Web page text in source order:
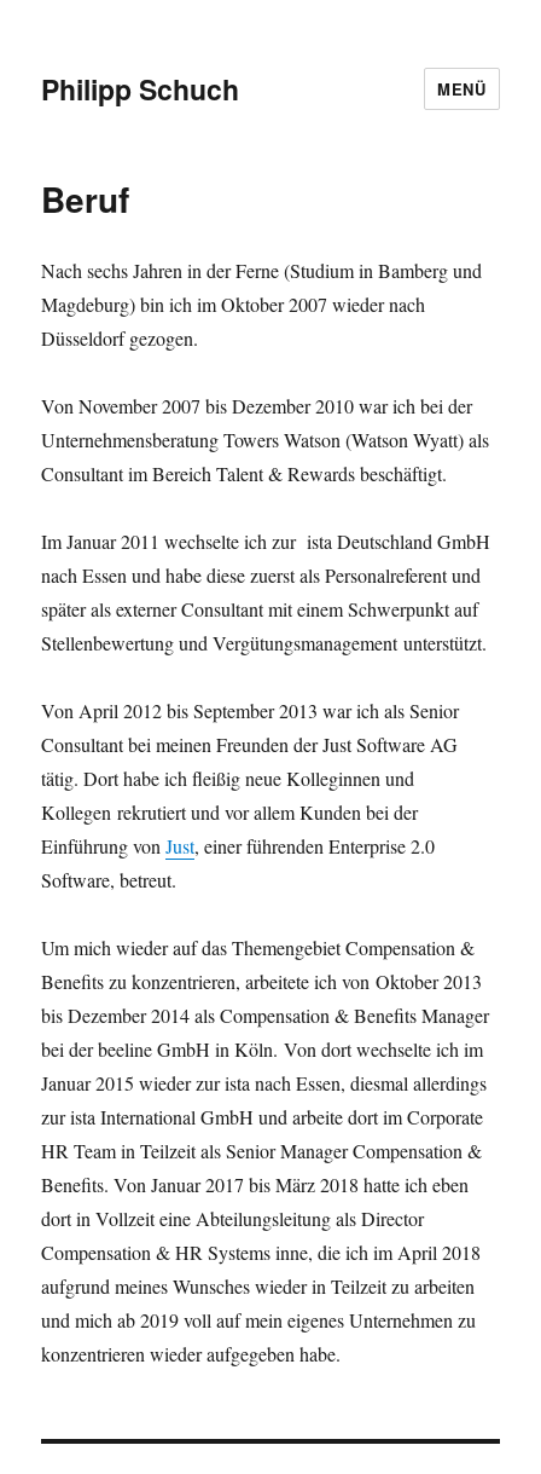
Philipp Schuch MENÜ
Beruf
Nach sechs Jahren in der Ferne (Studium in Bamberg und
Magdeburg) bin ich im Oktober 2007 wieder nach
Düsseldorf gezogen.
Von November 2007 bis Dezember 2010 war ich bei der
Unternehmensberatung Towers Watson (Watson Wyatt) als
Consultant im Bereich Talent & Rewards beschäftigt.
Im Januar 2011 wechselte ich zur ista Deutschland GmbH
nach Essen und habe diese zuerst als Personalreferent und
später als externer Consultant mit einem Schwerpunkt auf
Stellenbewertung und Vergütungsmanagement unterstützt.
Von April 2012 bis September 2013 war ich als Senior
Consultant bei meinen Freunden der Just Software AG
tätig. Dort habe ich fleißig neue Kolleginnen und
Kollegen rekrutiert und vor allem Kunden bei der
Einführung vonJust, einer führenden Enterprise 2.0
Software, betreut.
Um mich wieder auf das Themengebiet Compensation &
Benefits zu konzentrieren, arbeitete ich von Oktober 2013
bis Dezember 2014 als Compensation & Benefits Manager
bei der beeline GmbH in Köln. Von dort wechselte ich im
Januar 2015 wieder zur ista nach Essen, diesmal allerdings
zur ista International GmbH und arbeite dort im Corporate
HR Team in Teilzeit als Senior Manager Compensation &
Benefits. Von Januar 2017 bis März 2018 hatte ich eben
dort in Vollzeit eine Abteilungsleitung als Director
Compensation & HR Systems inne, die ich im April 2018
aufgrund meines Wunsches wieder in Teilzeit zu arbeiten
und mich ab 2019 voll auf mein eigenes Unternehmen zu
konzentrieren wieder aufgegeben habe.